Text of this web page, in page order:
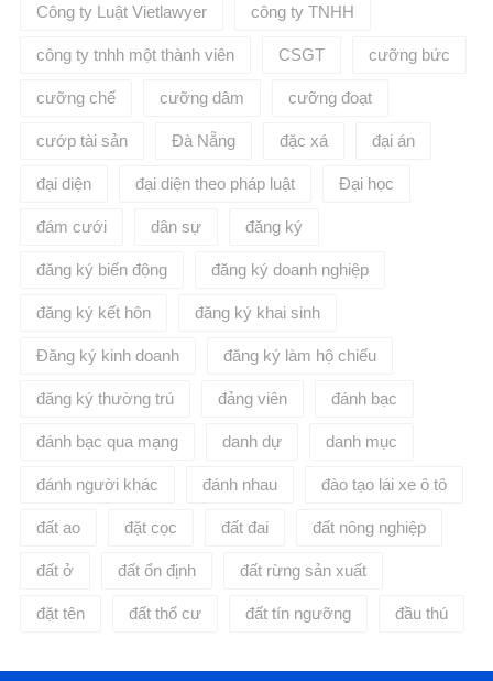
Công ty Luật Vietlawyer công ty TNHH
công ty tnhh một thành viên CSGT cưỡng bức
cưỡng chế cưỡng dâm cưỡng đoạt
cướp tài sản Đà Nẵng đặc xá đại án
đại diện đại diện theo pháp luật Đại học
đám cưới dân sự đăng ký
đăng ký biến động đăng ký doanh nghiệp
đăng ký kết hôn đăng ký khai sinh
Đăng ký kinh doanh đăng ký làm hộ chiếu
đăng ký thường trú đảng viên đánh bạc
đánh bạc qua mạng danh dự danh mục
đánh người khác đánh nhau đào tạo lái xe ô tô
đất ao đặt cọc đất đai đất nông nghiệp
đất ở đất ổn định đất rừng sản xuất
đặt tên đất thổ cư đất tín ngưỡng đầu thú